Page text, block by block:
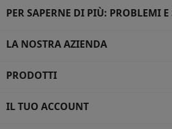
PER SAPERNE DI PIÙ: PROBLEMI
LA NOSTRA AZIENDA
PRODOTTI
IL TUO ACCOUNT